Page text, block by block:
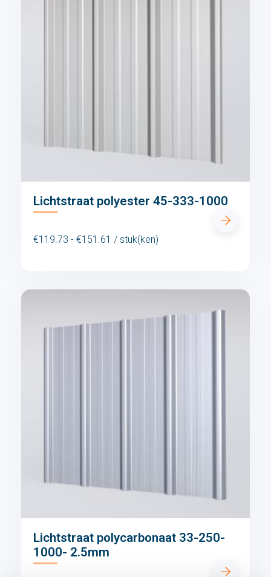
Lichtstraat polyester 45-333-1000
€119.73 - €151.61 / stuk(ken)
Lichtstraat polycarbonaat 33-250-
1000- 2.5mm